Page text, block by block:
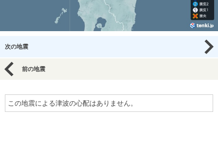
次の地震
前の地震
この地震による津波の心配はありません。